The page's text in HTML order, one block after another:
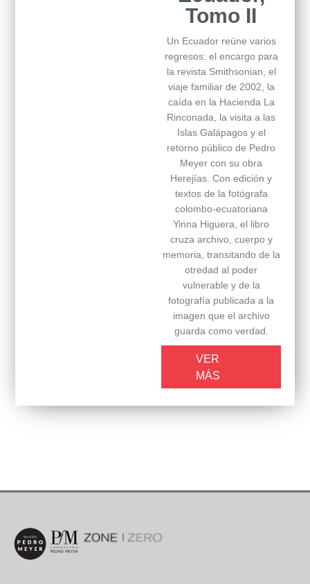
Tomo II
Un Ecuador reúne varios
regresos: el encargo para
la revista Smithsonian, el
viaje familiar de 2002, la
caída en la Hacienda La
Rinconada, la visita a las
Islas Galápagos y el
retorno público de Pedro
Meyer con su obra
Herejías. Con edición y
textos de la fotógrafa
colombo-ecuatoriana
Yinna Higuera, el libro
cruza archivo, cuerpo y
memoria, transitando de la
otredad al poder
vulnerable y de la
fotografía publicada a la
imagen que el archivo
guarda como verdad.
VER
MÁS